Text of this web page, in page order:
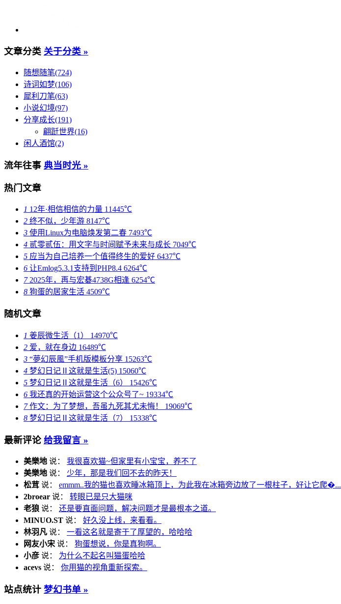
文章分类 关于分类 »
随想随笔(724)
诗词如梦(106)
犀利刀笔(63)
小说幻境(97)
分享成长(191)
翩跹世界(16)
闲人酒馆(2)
流年往事 典当时光 »
热门文章
1 12年·相信相信的力量 11445℃
2 终不似，少年游 8147℃
3 使用Linux为电脑焕发第二春 7493℃
4 贰零贰伍：用文字与时间赋予未来与成长 7049℃
5 应当为自己培养一个值得终生的爱好 6437℃
6 让Emlog5.3.1支持到PHP8.4 6264℃
72025年，再与宏碁4738G相逢 6254℃
8 狗蛋的居家生活 4509℃
随机文章
1 姜辰微生活（1） 14970℃
2 爱，就在身边 16489℃
3 “夢幻辰風”手机版模板分享 15263℃
4 梦幻日记Ⅱ这就是生活(5) 15060℃
5 梦幻日记Ⅱ这就是生活（6） 15426℃
6 我还真的开始运营这个公众号了~ 19334℃
7作文：为了梦想，吾虽九死其尤未悔！ 19069℃
8 梦幻日记Ⅱ这就是生活（7） 15338℃
最新评论 给我留言 »
美樂地 说： 我很喜欢猫~但家里有小宝宝，养不了
美樂地 说： 少年，那是我们回不去的昨天！
松茸 说： emmm..我的猫也喜欢睡冰箱顶上，为此我在冰箱旁边放了一根柱子，好让它爬�...
2broear 说： 转眼已是只大猫咪
老狼 说： 还是要直面问题，解决问题才是最根本之道。
MINUO.ST 说： 好久没上线，来看看。
林羽凡 说： 一看这名就是寄于了厚望的，哈哈哈
网友小宋 说： 狗蛋想说，你是真狗啊。
小彦 说： 为什么不起名叫猫蛋哈哈
acevs 说： 你用猫的视角重新探索。
站点统计 梦幻书单 »